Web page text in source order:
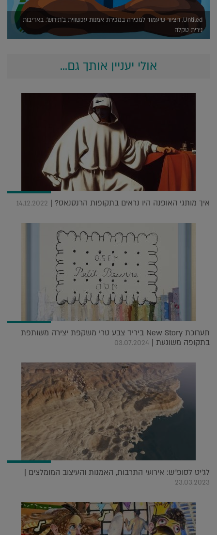
Untiled, הציור שיעמוד למכירה במכירת אמנות עכשווית ב'תירוש'. באדיבות
נירית טקלה
אולי יעניין אותך גם...
איך מותגי האופנה היו נראים בתקופות הרנסנאס? | 14.12.2022
תערוכת New Story ביריד צבע טרי משקפת יצירה משותפת
בתקופה משוגעת | 03.07.2024
לג'יט לסופ"ש: אירועי התרבות, האמנות והעיצוב המומלצים |
23.03.2023